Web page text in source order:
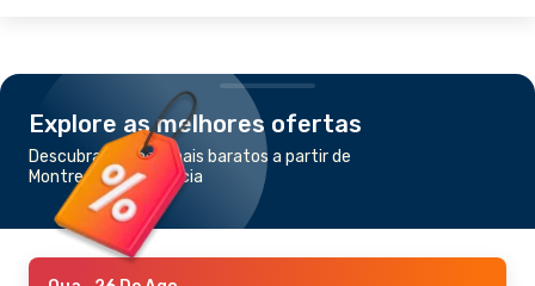
Explore as melhores ofertas
Descubra os voos mais baratos a partir de
Montreal para Valência